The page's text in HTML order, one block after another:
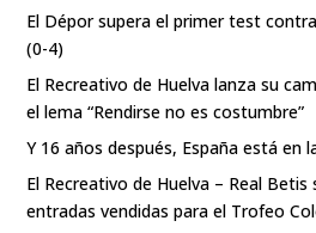
El Dépor supera el primer test
(0-4)
El Recreativo de Huelva lanza su
el lema “Rendirse no es costumbre”
Y 16 años después, España está en
El Recreativo de Huelva – Real Betis
entradas vendidas para el Trofeo